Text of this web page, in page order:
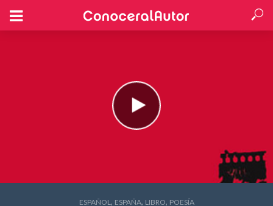
ESPAÑOL, ESPAÑA, LIBRO, POESÍA